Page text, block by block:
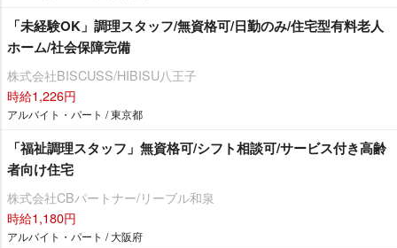
「未経験OK」調理スタッフ/無資格可/日勤のみ/住宅型有料老人
ホーム/社会保障完備
株式会社BISCUSS/HIBISU八王子
時給1,226円
アルバイト・パート / 東京都
「福祉調理スタッフ」無資格可/シフト相談可/サービス付き高齢
者向け住宅
株式会社CBパートナー/リーブル和泉
時給1,180円
アルバイト・パート / 大阪府